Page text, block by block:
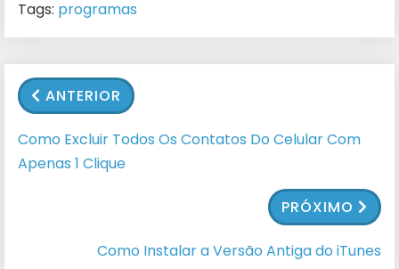
Tags: programas
ANTERIOR
Como Excluir Todos Os Contatos Do Celular Com
Apenas 1 Clique
PRÓXIMO
Como Instalar a Versão Antiga do iTunes